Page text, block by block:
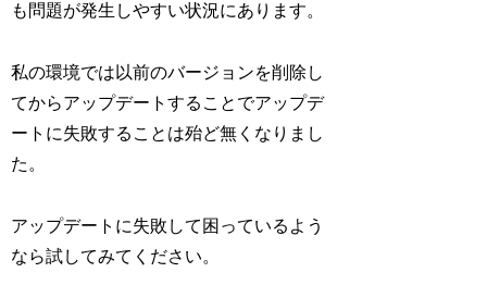
も問題が発生しやすい状況にあります。
私の環境では以前のバージョンを削除し
てからアップデートすることでアップデ
ートに失敗することは殆ど無くなりまし
た。
アップデートに失敗して困っているよう
なら試してみてください。